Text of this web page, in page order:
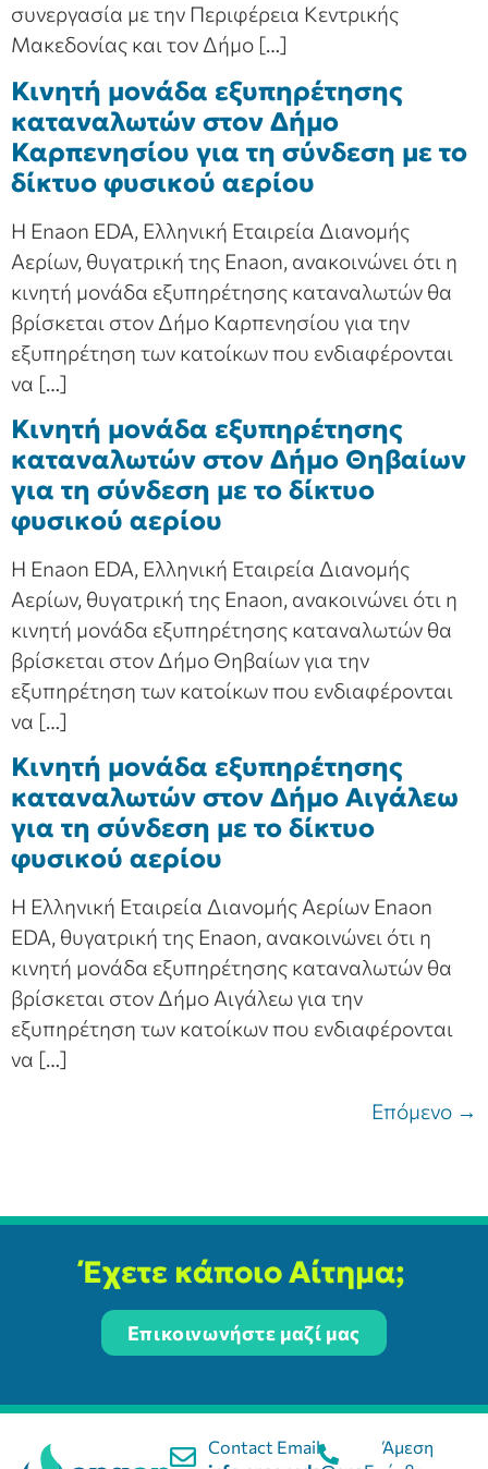
συνεργασία με την Περιφέρεια Κεντρικής
Μακεδονίας και τον Δήμο […]
Κινητή μονάδα εξυπηρέτησης
καταναλωτών στον Δήμο
Καρπενησίου για τη σύνδεση με το
δίκτυο φυσικού αερίου
Η Enaon EDA, Ελληνική Εταιρεία Διανομής
Αερίων, θυγατρική της Enaon, ανακοινώνει ότι η
κινητή μονάδα εξυπηρέτησης καταναλωτών θα
βρίσκεται στον Δήμο Καρπενησίου για την
εξυπηρέτηση των κατοίκων που ενδιαφέρονται
να […]
Κινητή μονάδα εξυπηρέτησης
καταναλωτών στον Δήμο Θηβαίων
για τη σύνδεση με το δίκτυο
φυσικού αερίου
Η Enaon EDA, Ελληνική Εταιρεία Διανομής
Αερίων, θυγατρική της Enaon, ανακοινώνει ότι η
κινητή μονάδα εξυπηρέτησης καταναλωτών θα
βρίσκεται στον Δήμο Θηβαίων για την
εξυπηρέτηση των κατοίκων που ενδιαφέρονται
να […]
Κινητή μονάδα εξυπηρέτησης
καταναλωτών στον Δήμο Αιγάλεω
για τη σύνδεση με το δίκτυο
φυσικού αερίου
Η Ελληνική Εταιρεία Διανομής Αερίων Enaon
EDA, θυγατρική της Enaon, ανακοινώνει ότι η
κινητή μονάδα εξυπηρέτησης καταναλωτών θα
βρίσκεται στον Δήμο Αιγάλεω για την
εξυπηρέτηση των κατοίκων που ενδιαφέρονται
να […]
Επόμενο →
Έχετε κάποιο Αίτημα;
Επικοινωνήστε μαζί μας
Contact Email:
Άμεση